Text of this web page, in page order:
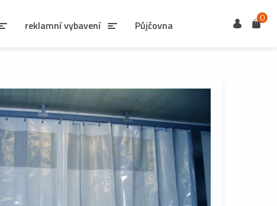
reklamní vybavení Půjčovna UživatelKošík
0